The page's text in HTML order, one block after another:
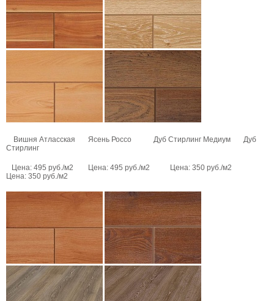
Вишня Атласская Ясень Россо Дуб Стирлинг Медиум Дуб
Стирлинг
Цена: 495 руб./м2 Цена: 495 руб./м2 Цена: 350 руб./м2
Цена: 350 руб./м2